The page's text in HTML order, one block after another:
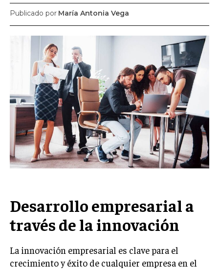
SUBSCRIBE
Welcome to Liberty Case
We have a curated list of the most noteworthy news from all
across the globe. With any subscription plan, you get access
toexclusive articles that let you stay ahead of the curve.
Your Profile
NEWS LIFESTYLE PUBLIC OPINION
Publicado por María Antonia Vega
Desarrollo empresarial a
través de la innovación
La innovación empresarial es clave para el
crecimiento y éxito de cualquier empresa en el